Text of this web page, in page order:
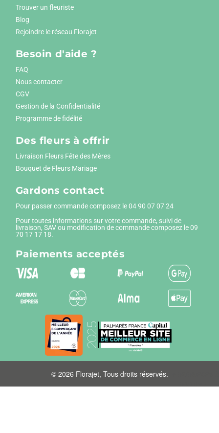
Trouver un fleuriste
Blog
Rejoindre le réseau Florajet
Besoin d'aide ?
FAQ
Nous contacter
CGV
Gestion de la Confidentialité
Programme de fidélité
Des fleurs à offrir
Livraison Fleurs Fête des Mères
Bouquet de Fleurs Mariage
Gardons contact
Pour passer commande composez le04 90 07 07 24
Pour toutes informations sur votre commande, suivi de
livraison, SAV ou modification de commande composez le 09
70 17 17 18.
Paiements acceptés
© 2026 Florajet, Tous droits réservés.